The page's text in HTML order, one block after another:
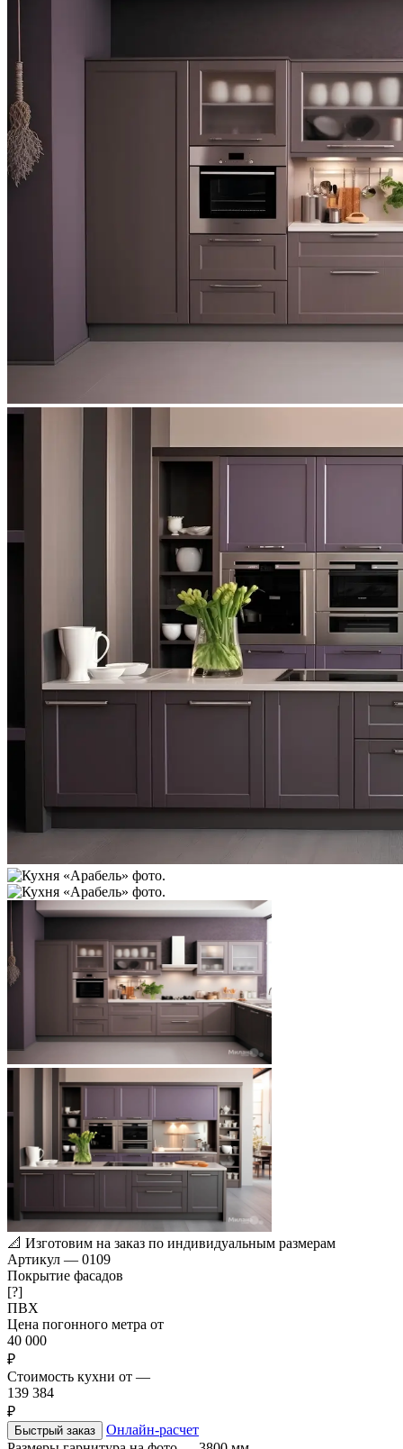
📐 Изготовим на заказ по индивидуальным размерам
Артикул — 0109
Покрытие фасадов
[?]
ПВХ
Цена погонного метра от
40 000
₽
Стоимость кухни от —
139 384
₽
Быстрый заказ
Онлайн-расчет